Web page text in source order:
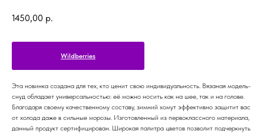
1450,00 р.
Wildberries
Эта новинка создана для тех, кто ценит свою индивидуальность. Вязаная модель-
снуд обладает универсальностью: её можно носить как на шее, так и на голове.
Благодаря своему качественному составу, зимний хомут эффективно защитит вас
от холода даже в сильные морозы. Изготовленный из первоклассного материала,
данный продукт сертифицирован. Широкая палитра цветов позволит подчеркнуть